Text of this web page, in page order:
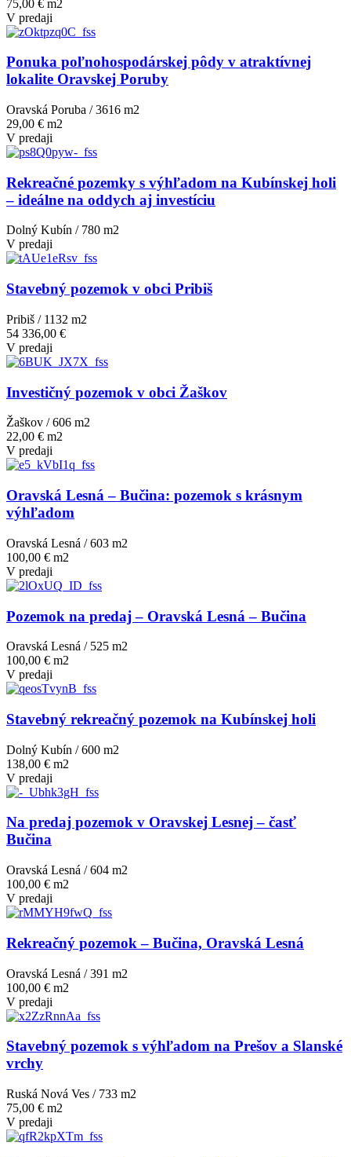
75,00 € m2
V predaji
Ponuka poľnohospodárskej pôdy v atraktívnej
lokalite Oravskej Poruby
Oravská Poruba / 3616 m2
29,00 € m2
V predaji
Rekreačné pozemky s výhľadom na Kubínskej holi
– ideálne na oddych aj investíciu
Dolný Kubín / 780 m2
V predaji
Stavebný pozemok v obci Pribiš
Pribiš / 1132 m2
54 336,00 €
V predaji
Investičný pozemok v obci Žaškov
Žaškov / 606 m2
22,00 € m2
V predaji
Oravská Lesná – Bučina: pozemok s krásnym
výhľadom
Oravská Lesná / 603 m2
100,00 € m2
V predaji
Pozemok na predaj – Oravská Lesná – Bučina
Oravská Lesná / 525 m2
100,00 € m2
V predaji
Stavebný rekreačný pozemok na Kubínskej holi
Dolný Kubín / 600 m2
138,00 € m2
V predaji
Na predaj pozemok v Oravskej Lesnej – časť
Bučina
Oravská Lesná / 604 m2
100,00 € m2
V predaji
Rekreačný pozemok – Bučina, Oravská Lesná
Oravská Lesná / 391 m2
100,00 € m2
V predaji
Stavebný pozemok s výhľadom na Prešov a Slanské
vrchy
Ruská Nová Ves / 733 m2
75,00 € m2
V predaji